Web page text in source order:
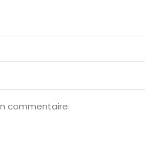
commentaire.